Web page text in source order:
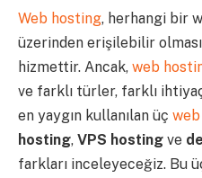
Web hosting, herhangi bir
üzerinden erişilebilir
hizmettir. Ancak, web
ve farklı türler, farklı
en yaygın kullanılan üç
hosting, VPS hosting ve
farkları inceleyeceğiz. Bu